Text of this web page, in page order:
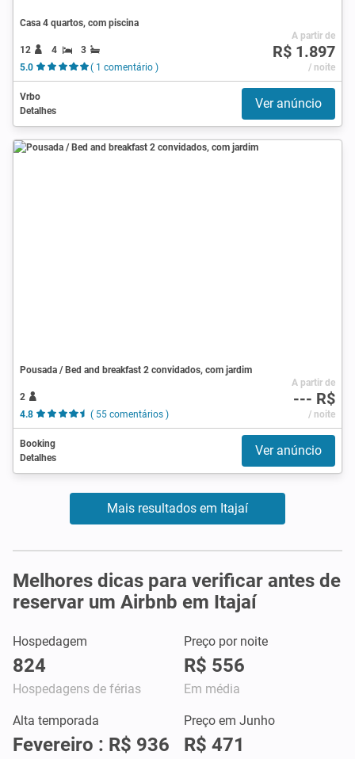
Casa 4 quartos, com piscina
12 4
3
5.0
( 1 comentário )
A partir de
R$ 1.897
/ noite
Vrbo
Detalhes
Ver anúncio
Pousada / Bed and breakfast 2 convidados, com jardim
2
4.8
( 55 comentários )
A partir de
--- R$
/ noite
Booking
Detalhes
Ver anúncio
Mais resultados em Itajaí
Melhores dicas para verificar antes de
reservar um Airbnb em Itajaí
Hospedagem
824
Hospedagens de férias
Preço por noite
R$ 556
Em média
Alta temporada
Fevereiro : R$ 936
Preço em Junho
R$ 471